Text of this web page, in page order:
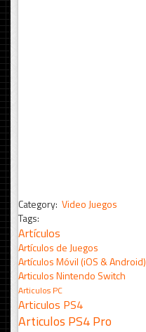
Category: Video Juegos
Tags:
Artículos
Artículos de Juegos
Artículos Móvil (iOS & Android)
Articulos Nintendo Switch
Articulos PC
Articulos PS4
Articulos PS4 Pro